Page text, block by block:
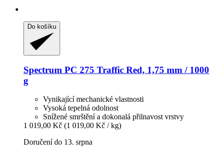
Do košíku
Spectrum PC 275 Traffic Red, 1,75 mm / 1000
g
Vynikající mechanické vlastnosti
Vysoká tepelná odolnost
Snížené smrštění a dokonalá přilnavost vrstvy
1 019,00 Kč (1 019,00 Kč / kg)
Doručení do 13. srpna